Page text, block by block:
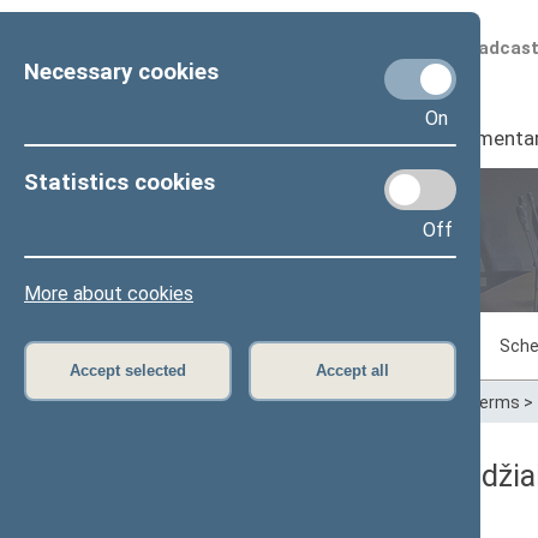
Necessary cookies
On
Statistics cookies
Off
More about cookies
Accept selected Accept all
Scheduled
Seimas I
Sitting in progress Plenary sittings
Home>Plenary sittings>Parliamentary terms >
11/13/1997 Seimo